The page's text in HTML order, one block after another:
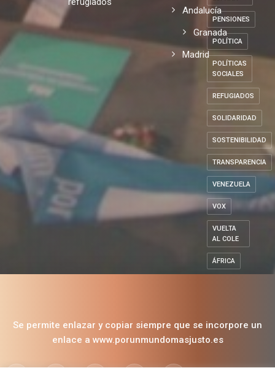
experiencia
refugiados
Andalucia
Local
Andalucía
Granada
PARTIDOS
POLÍTICOS
DE
ESPAÑA
PENSIONES
POLÍTICA
POLÍTICAS
SOCIALES
REFUGIADOS
SOLIDARIDAD
SOSTENIBILIDAD
TRANSPARENCIA
VENEZUELA
VOX
VUELTA